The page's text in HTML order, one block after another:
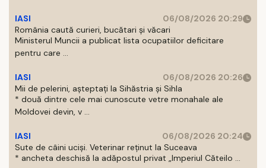
IASI
06/08/2026 20:29
România caută curieri, bucătari și văcari
Ministerul Muncii a publicat lista ocupatiilor deficitare
pentru care ...
IASI
06/08/2026 20:26
Mii de pelerini, așteptați la Sihăstria și Sihla
* două dintre cele mai cunoscute vetre monahale ale
Moldovei devin, v ...
IASI
06/08/2026 20:24
Sute de câini uciși. Veterinar reținut la Suceava
* ancheta deschisă la adăpostul privat „Imperiul Căteilo ...